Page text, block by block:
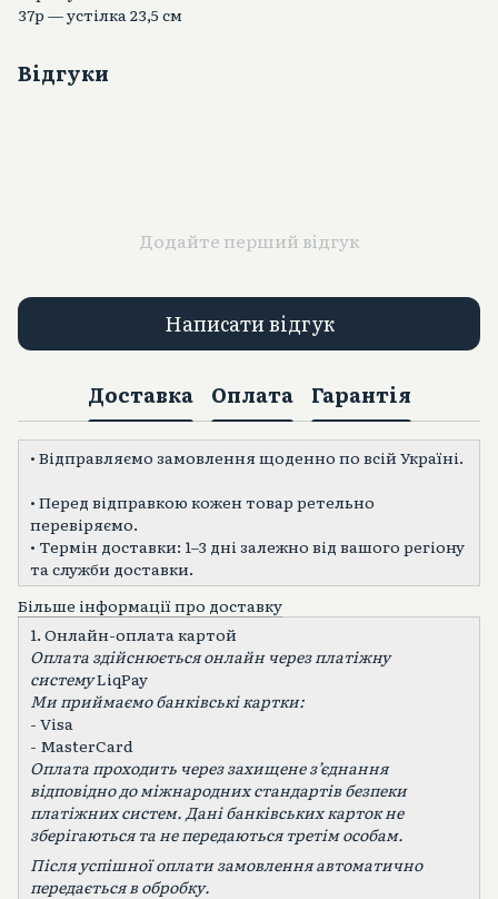
37р — устілка 23,5 см
Відгуки
Додайте перший відгук
Написати відгук
Доставка Оплата Гарантія
• Відправляємо замовлення щоденно по всій Україні.
• Перед відправкою кожен товар ретельно
перевіряємо.
• Термін доставки: 1–3 дні залежно від вашого регіону
та служби доставки.
Більше інформації про доставку
1. Онлайн-оплата картой
Оплата здійснюється онлайн через платіжну
системуLiqPay
Ми приймаємо банківські картки:
- Visa
- MasterCard
Оплата проходить через захищене зʼєднання
відповідно до міжнародних стандартів безпеки
платіжних систем. Дані банківських карток не
зберігаються та не передаються третім особам.
Після успішної оплати замовлення автоматично
передається в обробку.